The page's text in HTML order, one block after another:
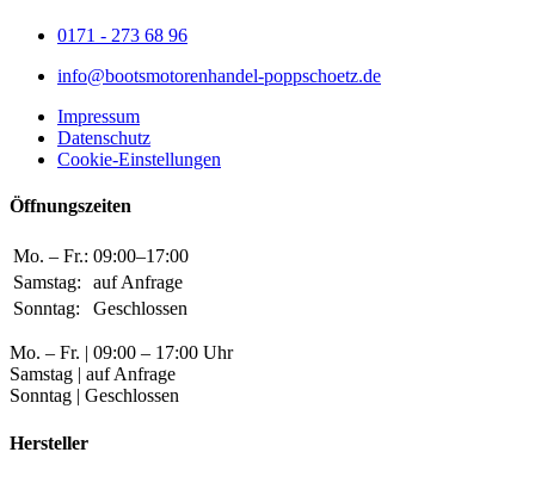
0171 - 273 68 96
info@bootsmotorenhandel-poppschoetz.de
Impressum
Datenschutz
Cookie-Einstellungen
Öffnungszeiten
Mo. – Fr.: 09:00–17:00
Samstag:
auf Anfrage
Sonntag:
Geschlossen
Mo. – Fr. | 09:00 – 17:00 Uhr
Samstag | auf Anfrage
Sonntag | Geschlossen
Hersteller